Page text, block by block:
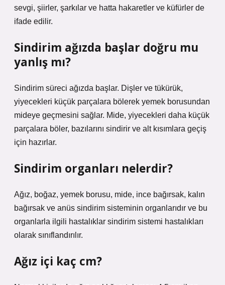
sevgi, şiirler, şarkılar ve hatta hakaretler ve küfürler de
ifade edilir.
Sindirim ağızda başlar doğru mu
yanlış mı?
Sindirim süreci ağızda başlar. Dişler ve tükürük,
yiyecekleri küçük parçalara bölerek yemek borusundan
mideye geçmesini sağlar. Mide, yiyecekleri daha küçük
parçalara böler, bazılarını sindirir ve alt kısımlara geçiş
için hazırlar.
Sindirim organları nelerdir?
Ağız, boğaz, yemek borusu, mide, ince bağırsak, kalın
bağırsak ve anüs sindirim sisteminin organlarıdır ve bu
organlarla ilgili hastalıklar sindirim sistemi hastalıkları
olarak sınıflandırılır.
Ağız içi kaç cm?